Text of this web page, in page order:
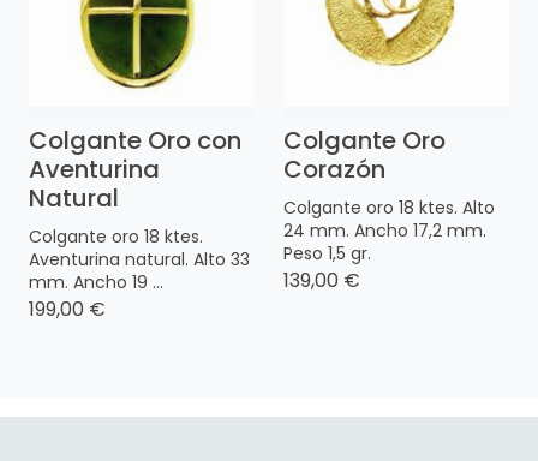
Colgante Oro con
Aventurina
Natural
Colgante oro 18 ktes.
Aventurina natural. Alto 33
mm. Ancho 19 ...
199,00 €
Colgante Oro
Corazón
Colgante oro 18 ktes. Alto
24 mm. Ancho 17,2 mm.
Peso 1,5 gr.
139,00 €